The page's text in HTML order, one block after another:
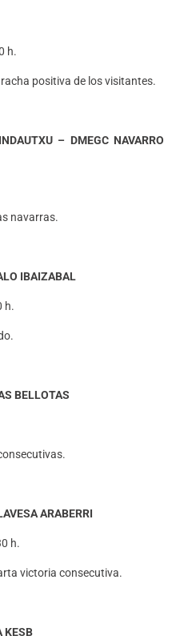
h.
positiva de los visitantes.
– DMEGC NAVARRO
navarras.
IBAIZABAL
h.
BELLOTAS
ARABERRI
h.
victoria consecutiva.
KESB